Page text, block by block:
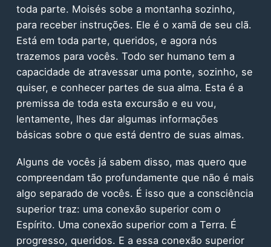
toda parte. Moisés sobe a montanha sozinho,
para receber instruções. Ele é o xamã de seu clã.
Está em toda parte, queridos, e agora nós
trazemos para vocês. Todo ser humano tem a
capacidade de atravessar uma ponte, sozinho, se
quiser, e conhecer partes de sua alma. Esta é a
premissa de toda esta excursão e eu vou,
lentamente, lhes dar algumas informações
básicas sobre o que está dentro de suas almas.
Alguns de vocês já sabem disso, mas quero que
compreendam tão profundamente que não é mais
algo separado de vocês. É isso que a consciência
superior traz: uma conexão superior com o
Espírito. Uma conexão superior com a Terra. É
progresso, queridos. E a essa conexão superior